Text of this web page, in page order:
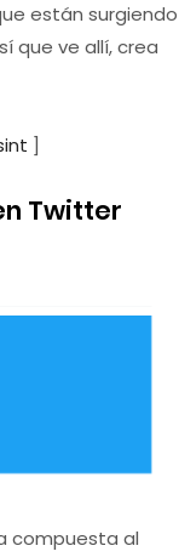
están surgiendo
que ve allí, crea
]
Twitter
compuesta al